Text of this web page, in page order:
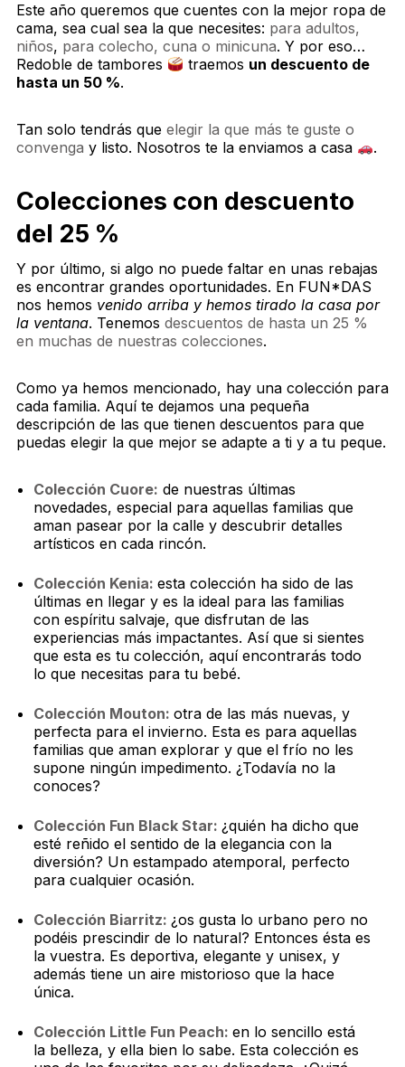
Este año queremos que cuentes con la mejor ropa de
cama, sea cual sea la que necesites: para adultos,
niños, para colecho, cuna o minicuna. Y por eso…
Redoble de tambores
traemos un descuento de
hasta un 50 %.
Tan solo tendrás que elegir la que más te guste o
convenga y listo. Nosotros te la enviamos a casa .
Colecciones con descuento
del 25 %
Y por último, si algo no puede faltar en unas rebajas
es encontrar grandes oportunidades. En FUN*DAS
nos hemos venido arriba y hemos tirado la casa por
la ventana. Tenemos descuentos de hasta un 25 %
en muchas de nuestras colecciones.
Como ya hemos mencionado, hay una colección para
cada familia. Aquí te dejamos una pequeña
descripción de las que tienen descuentos para que
puedas elegir la que mejor se adapte a ti y a tu peque.
Colección Cuore: de nuestras últimas
novedades, especial para aquellas familias que
aman pasear por la calle y descubrir detalles
artísticos en cada rincón.
Colección Kenia: esta colección ha sido de las
últimas en llegar y es la ideal para las familias
con espíritu salvaje, que disfrutan de las
experiencias más impactantes. Así que si sientes
que esta es tu colección, aquí encontrarás todo
lo que necesitas para tu bebé.
Colección Mouton: otra de las más nuevas, y
perfecta para el invierno. Esta es para aquellas
familias que aman explorar y que el frío no les
supone ningún impedimento. ¿Todavía no la
conoces?
Colección Fun Black Star: ¿quién ha dicho que
esté reñido el sentido de la elegancia con la
diversión? Un estampado atemporal, perfecto
para cualquier ocasión.
Colección Biarritz: ¿os gusta lo urbano pero no
podéis prescindir de lo natural? Entonces ésta es
la vuestra. Es deportiva, elegante y unisex, y
además tiene un aire mistorioso que la hace
única.
Colección Little Fun Peach: en lo sencillo está
la belleza, y ella bien lo sabe. Esta colección es